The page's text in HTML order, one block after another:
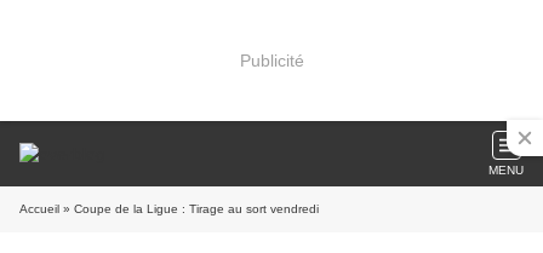
Publicité
MENU
Accueil » Coupe de la Ligue : Tirage au sort vendredi